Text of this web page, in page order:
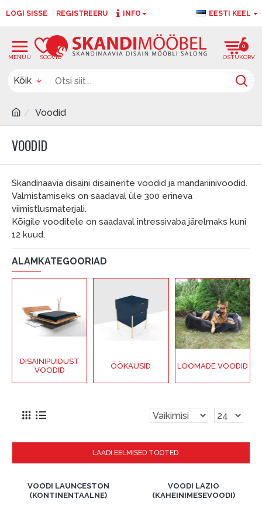
LOGI SISSE REGISTREERU INFO EESTI KEEL
0
Kõik
Voodid
VOODID
Skandinaavia disaini disainerite voodid ja mandariinivoodid.
Valmistamiseks on saadaval üle 300 erineva
viimistlusmaterjali.
Kõigile vooditele on saadaval intressivaba järelmaks kuni
12 kuud.
ALAMKATEGOORIAD
DISAINIPUIDUST
VOODID
ÖÖKAUSID LOOMADE VOODID
LAADI EELMISED TOOTED
VOODI LAUNCESTON
(KONTINENTAALNE)
VOODI LAZIO
(KAHEINIMESEVOODI)